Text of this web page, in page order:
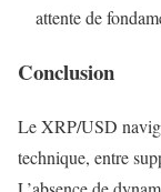
attente de
Conclusion
Le XRP/USD
technique, entre